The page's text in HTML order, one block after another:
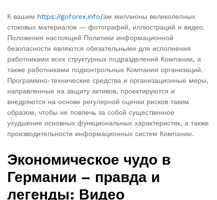
К вашим https://goforex.info/ам миллионы великолепных
стоковых материалов — фотографий, иллюстраций и видео.
Положения настоящей Политики информационной
безопасности являются обязательными для исполнения
работниками всех структурных подразделений Компании, а
также работниками подконтрольных Компании организаций.
Программно-технические средства и организационные меры,
направленные на защиту активов, проектируются и
внедряются на основе регулярной оценки рисков таким
образом, чтобы не повлечь за собой существенное
ухудшение основных функциональных характеристик, а также
производительности информационных систем Компании.
Экономическое чудо в
Германии – правда и
легенды: Видео